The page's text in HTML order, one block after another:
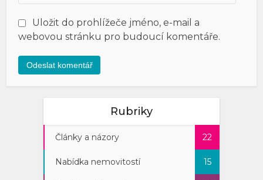
Uložit do prohlížeče jméno, e-mail a
webovou stránku pro budoucí komentáře.
Rubriky
Články a názory 22
Nabídka nemovitostí 15